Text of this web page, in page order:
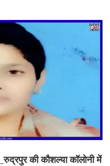
रुद्रपुर की कौशल्या कॉलोनी में